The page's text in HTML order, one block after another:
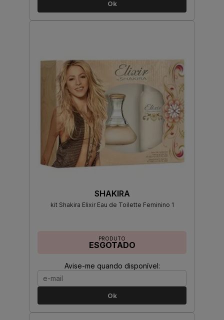
Ok
SHAKIRA
kit Shakira Elixir Eau de Toilette Feminino 1
PRODUTO
ESGOTADO
Avise-me quando disponível:
Ok